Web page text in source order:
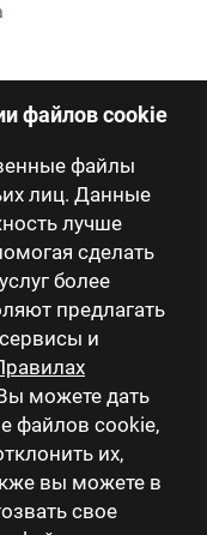
файлов cookie
файлы
лиц. Данные
лучше
сделать
более
предлагать
и
можете дать
файлов cookie,
их,
вы можете в
свое